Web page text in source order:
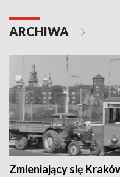
ARCHIWA
Zmieniający się